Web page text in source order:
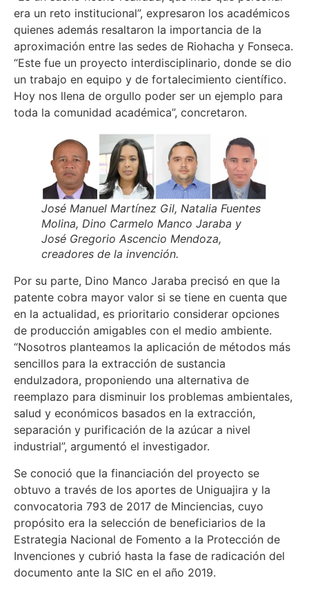
era un reto institucional”, expresaron los académicos
quienes además resaltaron la importancia de la
aproximación entre las sedes de Riohacha y Fonseca.
“Este fue un proyecto interdisciplinario, donde se dio
un trabajo en equipo y de fortalecimiento científico.
Hoy nos llena de orgullo poder ser un ejemplo para
toda la comunidad académica”, concretaron.
José Manuel Martínez Gil, Natalia Fuentes
Molina, Dino Carmelo Manco Jaraba y
José Gregorio Ascencio Mendoza,
creadores de la invención.
Por su parte, Dino Manco Jaraba precisó en que la
patente cobra mayor valor si se tiene en cuenta que
en la actualidad, es prioritario considerar opciones
de producción amigables con el medio ambiente.
“Nosotros planteamos la aplicación de métodos más
sencillos para la extracción de sustancia
endulzadora, proponiendo una alternativa de
reemplazo para disminuir los problemas ambientales,
salud y económicos basados en la extracción,
separación y purificación de la azúcar a nivel
industrial”, argumentó el investigador.
Se conoció que la financiación del proyecto se
obtuvo a través de los aportes de Uniguajira y la
convocatoria 793 de 2017 de Minciencias, cuyo
propósito era la selección de beneficiarios de la
Estrategia Nacional de Fomento a la Protección de
Invenciones y cubrió hasta la fase de radicación del
documento ante la SIC en el año 2019.